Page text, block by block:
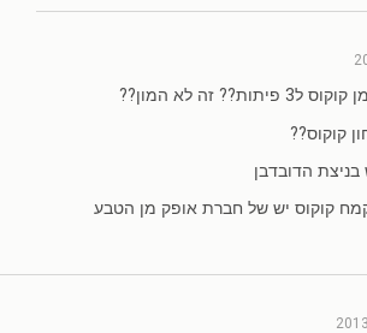
זה לא המון??
קוקוס??
בניצת הדובדבן
קוקוס יש של חברת אופק מן הטבע